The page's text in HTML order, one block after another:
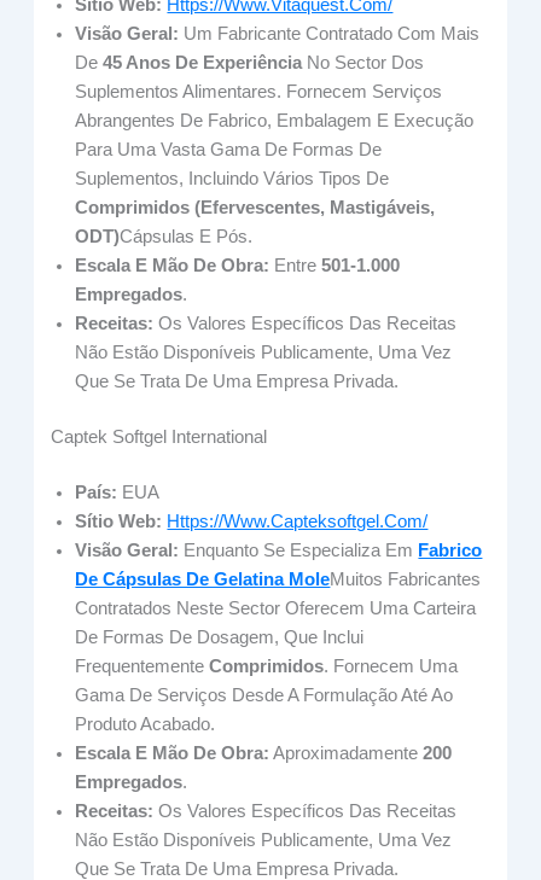
Sítio Web: Https://www.vitaquest.com/
Visão Geral: Um Fabricante Contratado Com Mais
De45 Anos De Experiência No Sector Dos
Suplementos Alimentares. Fornecem Serviços
Abrangentes De Fabrico, Embalagem E Execução
Para Uma Vasta Gama De Formas De
Suplementos, Incluindo Vários Tipos De
Comprimidos (efervescentes, Mastigáveis,
ODT)Cápsulas E Pós.
Escala E Mão De Obra: Entre501-1.000
Empregados.
Receitas: Os Valores Específicos Das Receitas
Não Estão Disponíveis Publicamente, Uma Vez
Que Se Trata De Uma Empresa Privada.
Captek Softgel International
País: EUA
Sítio Web: Https://www.capteksoftgel.com/
Visão Geral: Enquanto Se Especializa Em Fabrico
De Cápsulas De Gelatina MoleMuitos Fabricantes
Contratados Neste Sector Oferecem Uma Carteira
De Formas De Dosagem, Que Inclui
FrequentementeComprimidos. Fornecem Uma
Gama De Serviços Desde A Formulação Até Ao
Produto Acabado.
Escala E Mão De Obra: Aproximadamente200
Empregados.
Receitas: Os Valores Específicos Das Receitas
Não Estão Disponíveis Publicamente, Uma Vez
Que Se Trata De Uma Empresa Privada.